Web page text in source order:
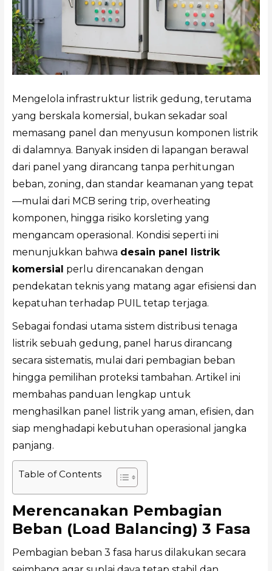
Mengelola infrastruktur listrik gedung, terutama
yang berskala komersial, bukan sekadar soal
memasang panel dan menyusun komponen listrik
di dalamnya. Banyak insiden di lapangan berawal
dari panel yang dirancang tanpa perhitungan
beban, zoning, dan standar keamanan yang tepat
—mulai dari MCB sering trip, overheating
komponen, hingga risiko korsleting yang
mengancam operasional. Kondisi seperti ini
menunjukkan bahwa desain panel listrik
komersial perlu direncanakan dengan
pendekatan teknis yang matang agar efisiensi dan
kepatuhan terhadap PUIL tetap terjaga.
Sebagai fondasi utama sistem distribusi tenaga
listrik sebuah gedung, panel harus dirancang
secara sistematis, mulai dari pembagian beban
hingga pemilihan proteksi tambahan. Artikel ini
membahas panduan lengkap untuk
menghasilkan panel listrik yang aman, efisien, dan
siap menghadapi kebutuhan operasional jangka
panjang.
Table of Contents
Merencanakan Pembagian
Beban (Load Balancing) 3 Fasa
Pembagian beban 3 fasa harus dilakukan secara